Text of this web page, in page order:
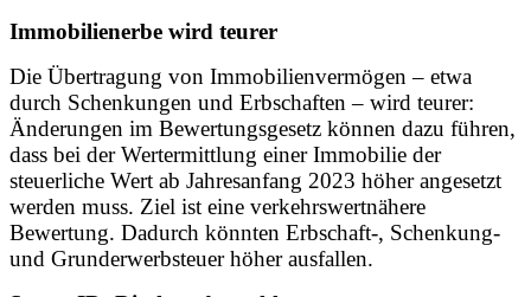
Immobilienerbe wird teurer
Die Übertragung von Immobilienvermögen – etwa
durch Schenkungen und Erbschaften – wird teurer:
Änderungen im Bewertungsgesetz können dazu führen,
dass bei der Wertermittlung einer Immobilie der
steuerliche Wert ab Jahresanfang 2023 höher angesetzt
werden muss. Ziel ist eine verkehrswertnähere
Bewertung. Dadurch könnten Erbschaft-, Schenkung-
und Grunderwerbsteuer höher ausfallen.